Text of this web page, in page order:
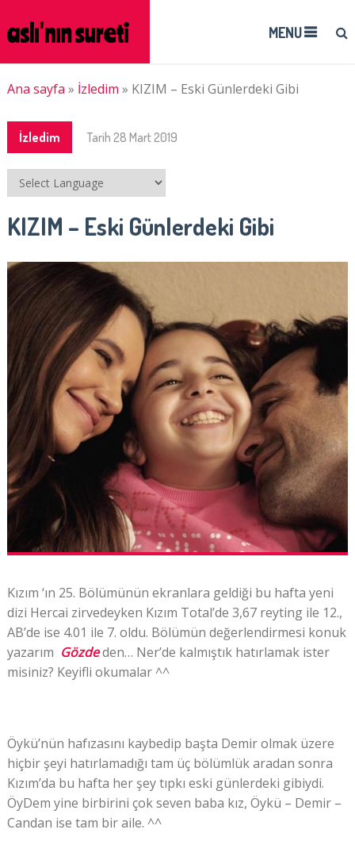
MENU
Ana sayfa » İzledim » KIZIM – Eski Günlerdeki Gibi
İzledim Tarih 28 Mart 2019
KIZIM – Eski Günlerdeki Gibi
Kızım ‘ın 25. Bölümünün ekranlara geldiği bu hafta yeni
dizi Hercai zirvedeyken Kızım Total’de 3,67 reyting ile 12.,
AB’de ise 4.01 ile 7. oldu. Bölümün değerlendirmesi konuk
yazarım Gözdeden… Ner’de kalmıştık hatırlamak ister
misiniz? Keyifli okumalar ^^
Öykü’nün hafızasını kaybedip başta Demir olmak üzere
hiçbir şeyi hatırlamadığı tam üç bölümlük aradan sonra
Kızım’da bu hafta her şey tıpkı eski günlerdeki gibiydi.
ÖyDem yine birbirini çok seven baba kız, Öykü – Demir –
Candan ise tam bir aile. ^^